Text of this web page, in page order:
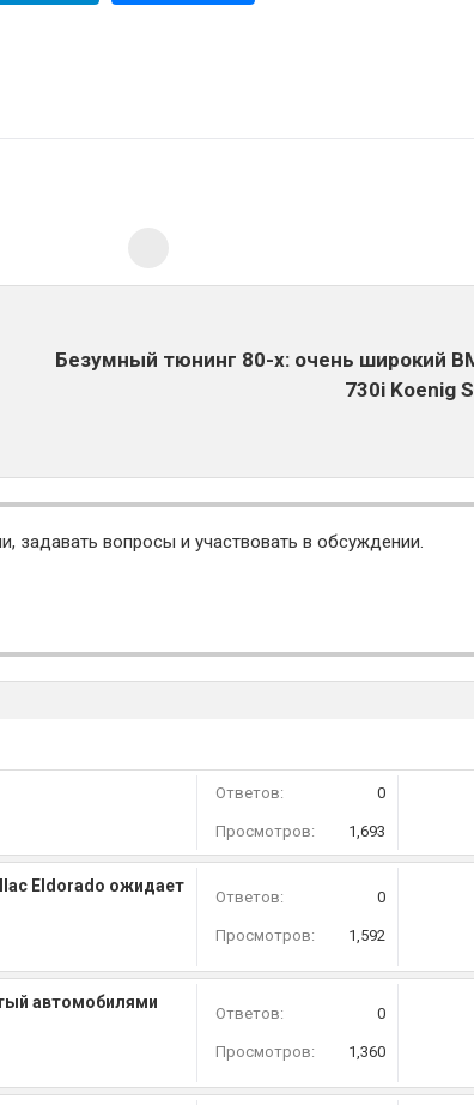
Безумный тюнинг 80-х: очень широкий
730i Koenig
задавать вопросы и участвовать в обсуждении.
Ответов: 0
Просмотров: 1,693
Eldorado ожидает
Ответов: 0
Просмотров: 1,592
автомобилями
Ответов: 0
Просмотров: 1,360